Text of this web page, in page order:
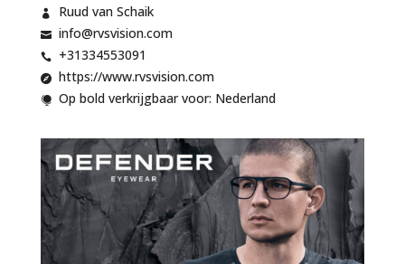
 Ruud van Schaik
 info@rvsvision.com
 +31334553091
 https://www.rvsvision.com
 Op bold verkrijgbaar voor: Nederland